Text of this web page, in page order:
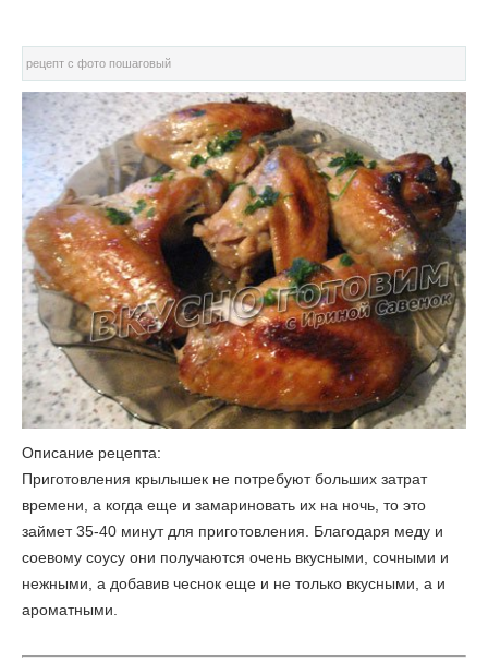
рецепт с фото пошаговый
Описание рецепта:
Приготовления крылышек не потребуют больших затрат
времени, а когда еще и замариновать их на ночь, то это
займет 35-40 минут для приготовления. Благодаря меду и
соевому соусу они получаются очень вкусными, сочными и
нежными, а добавив чеснок еще и не только вкусными, а и
ароматными.